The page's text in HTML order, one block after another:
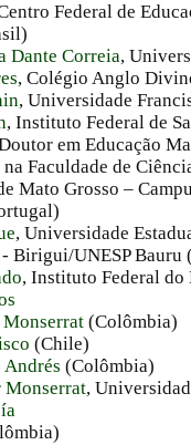
Federal de
Dante Correia,
, Colégio Anglo
, Universidade
, Instituto Federal de
em Educação
Faculdade de
Mato Grosso –
, Universidade
- Birigui/UNESP Bauru
, Instituto Federal do
(Colômbia)
(Chile)
(Colômbia)
Monserrat,